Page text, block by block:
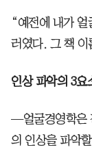
“예전에 내가
러였다. 그 책 이
인상 파악의 3요
—얼굴경영학은
의 인상을 파악